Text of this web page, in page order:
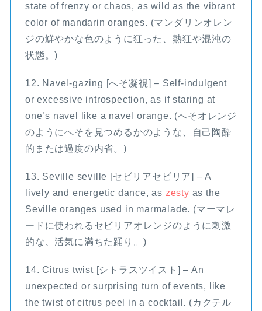
state of frenzy or chaos, as wild as the vibrant
color of mandarin oranges. (マンダリンオレン
ジの鮮やかな色のように狂った、熱狂や混沌の
状態。)
12. Navel-gazing [へそ凝視] – Self-indulgent
or excessive introspection, as if staring at
one’s navel like a navel orange. (へそオレンジ
のようにへそを見つめるかのような、自己陶酔
的または過度の内省。)
13. Seville seville [セビリアセビリア] – A
lively and energetic dance, as zesty as the
Seville oranges used in marmalade. (マーマレ
ードに使われるセビリアオレンジのように刺激
的な、活気に満ちた踊り。)
14. Citrus twist [シトラスツイスト] – An
unexpected or surprising turn of events, like
the twist of citrus peel in a cocktail. (カクテル